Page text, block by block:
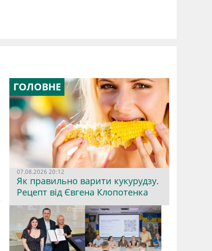
ГОЛОВНЕ
07.08.2026 20:12
Як правильно варити кукурудзу.
Рецепт від Євгена Клопотенка